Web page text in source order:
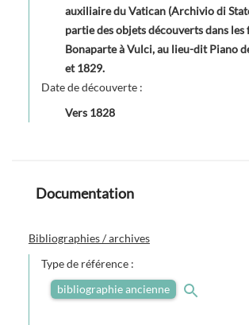
auxiliaire du Vatican (Archivio di
partie des objets découverts dans
Bonaparte à Vulci, au lieu-dit Piano
et 1829.
Date de découverte :
Vers 1828
Documentation
Bibliographies / archives
Type de référence :
bibliographie ancienne